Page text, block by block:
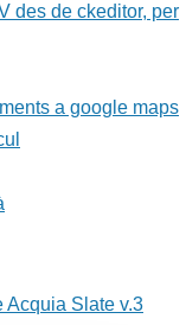
des de ckeditor, per
a google maps
Acquia Slate v.3